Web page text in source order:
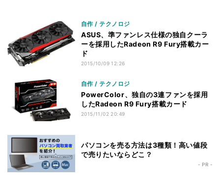
自作 / テクノロジ
ASUS、準ファンレス仕様の独自クーラ
ーを採用したRadeon R9 Fury搭載カー
ド
2015/10/09 12:26
自作 / テクノロジ
PowerColor、独自の3連ファンを採用
したRadeon R9 Fury搭載カード
2015/11/02 20:49
パソコンを売る方法は3種類！高い値段
で売りたいならどこ？
- PR -